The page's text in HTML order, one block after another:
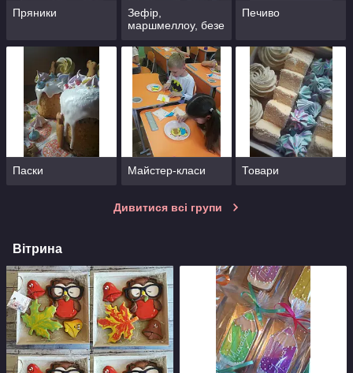
Пряники
Зефір,
маршмеллоу, безе
Печиво
Паски Майстер-класи Товари
Дивитися всі групи
Вітрина